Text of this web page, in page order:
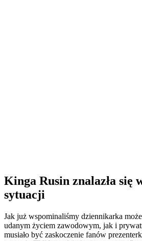
Kinga Rusin znalazła się
sytuacji
Jak już wspominaliśmy dziennikarka
udanym życiem zawodowym, jak i
musiało być zaskoczenie fanów